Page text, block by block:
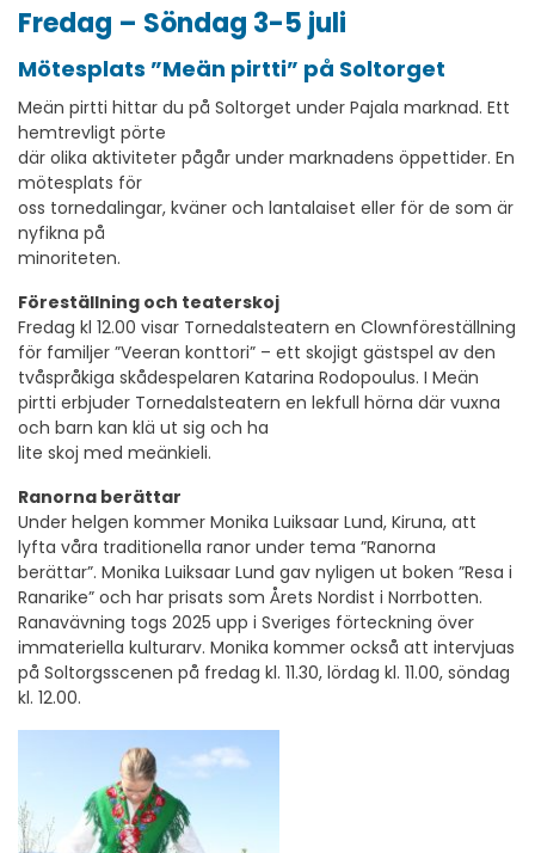
Fredag – Söndag 3-5 juli
Mötesplats ”Meän pirtti” på Soltorget
Meän pirtti hittar du på Soltorget under Pajala marknad. Ett
hemtrevligt pörte
där olika aktiviteter pågår under marknadens öppettider. En
mötesplats för
oss tornedalingar, kväner och lantalaiset eller för de som är
nyfikna på
minoriteten.
Föreställning och teaterskoj
Fredag kl 12.00 visar Tornedalsteatern en Clownföreställning
för familjer ”Veeran konttori” – ett skojigt gästspel av den
tvåspråkiga skådespelaren Katarina Rodopoulus. I Meän
pirtti erbjuder Tornedalsteatern en lekfull hörna där vuxna
och barn kan klä ut sig och ha
lite skoj med meänkieli.
Ranorna berättar
Under helgen kommer Monika Luiksaar Lund, Kiruna, att
lyfta våra traditionella ranor under tema ”Ranorna
berättar”. Monika Luiksaar Lund gav nyligen ut boken ”Resa i
Ranarike” och har prisats som Årets Nordist i Norrbotten.
Ranavävning togs 2025 upp i Sveriges förteckning över
immateriella kulturarv. Monika kommer också att intervjuas
på Soltorgsscenen på fredag kl. 11.30, lördag kl. 11.00, söndag
kl. 12.00.